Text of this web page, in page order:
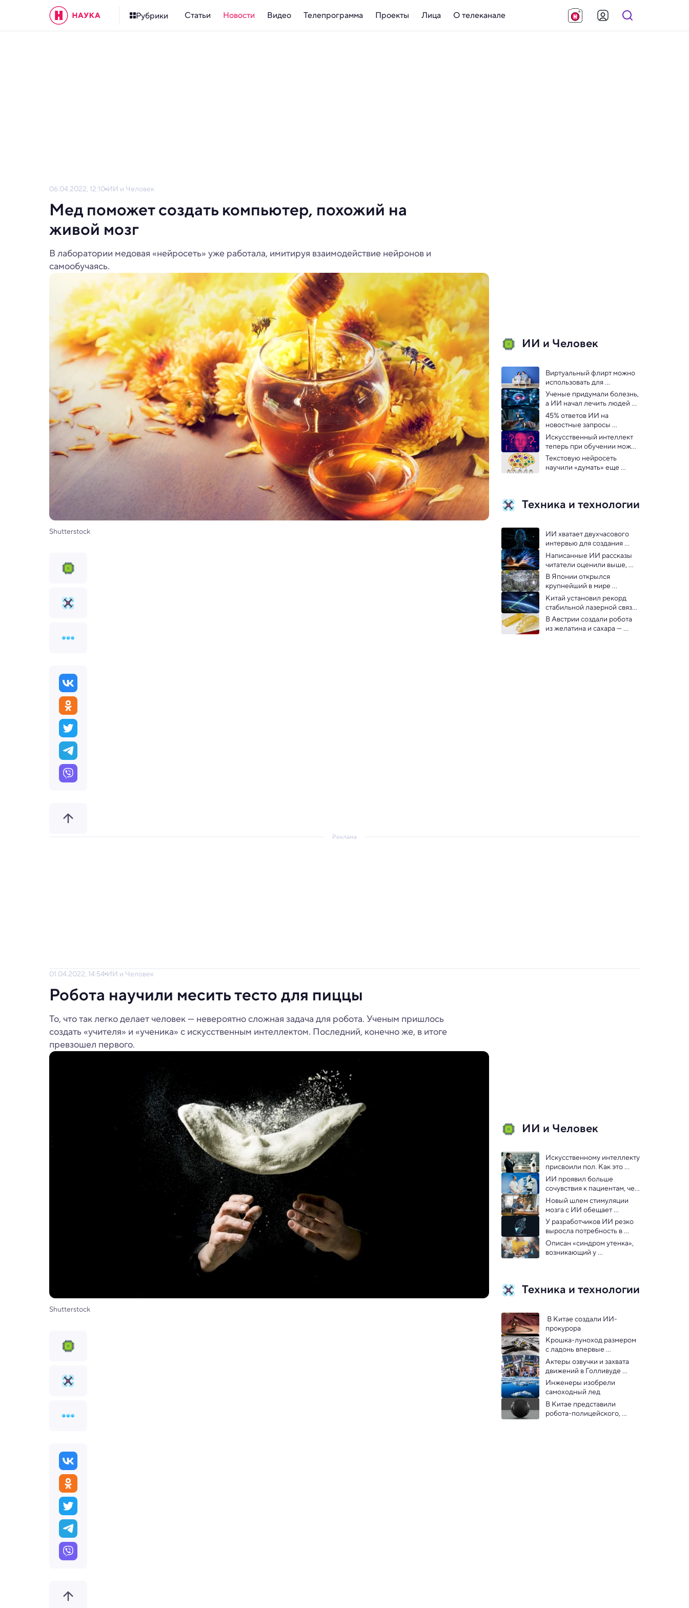
Рубрики Статьи Новости Видео Телепрограмма Проекты Лица О телеканале
06.04.2022, 12:10 ИИ и Человек
Мед поможет создать компьютер, похожий на
живой мозг
В лаборатории медовая «нейросеть» уже работала, имитируя взаимодействие нейронов и
самообучаясь.
Shutterstock
ИИ и Человек
Виртуальный флирт можно
использовать для
сохранения верности в
реальных отношениях?
Ученые придумали болезнь,
а ИИ начал лечить людей от
нее: эксперимент
45% ответов ИИ на
новостные запросы
содержат ошибки —
выяснили журналисты
Искусственный интеллект
теперь при обучении может
задавать вопросы, как
ребенок
Текстовую нейросеть
научили «думать» еще
Техника и технологии
ИИ хватает двухчасового
интервью для создания
полной симуляции личности
человека
Написанные ИИ рассказы
читатели оценили выше,
чем от живых писателей
В Японии открылся
крупнейший в мире
экспериментальный
термоядерный реактор
Китай установил рекорд
стабильной лазерной связи
с геостационарным
спутником
В Австрии создали робота
из желатина и сахара —
Реклама
01.04.2022, 14:54 ИИ и Человек
Робота научили месить тесто для пиццы
То, что так легко делает человек — невероятно сложная задача для робота. Ученым пришлось
создать «учителя» и «ученика» с искусственным интеллектом. Последний, конечно же, в итоге
превзошел первого.
Shutterstock
ИИ и Человек
Искусственному интеллекту
присвоили пол. Как это
влияет на наше с ним
взаимодействие?
ИИ проявил больше
сочувствия к пациентам, чем
врачи — анализ
Новый шлем стимуляции
мозга с ИИ обещает
улучшить концентрацию
внимания
У разработчиков ИИ резко
выросла потребность в
найме философов
Описан «синдром утенка»,
возникающий у
Техника и технологии
В Китае создали ИИ-
прокурора
Крошка-луноход размером
с ладонь впервые
исследовал Луну
Актеры озвучки и захвата
движений в Голливуде
вышли на пикет против
нейросетей
Инженеры изобрели
самоходный лед
В Китае представили
робота-полицейского,